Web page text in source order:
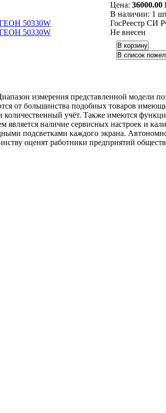
Цена: 36000.00
В наличии: 1
ГосРеестр СИ
Не внесен
измерения представленной модели
от большинства подобных товаров
учёт. Также имеются
является наличие сервисных настроек и
подсветками каждого экрана.
оценят работники предприятий